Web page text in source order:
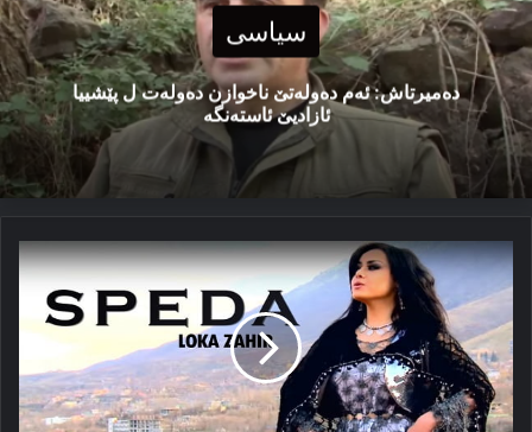
سیاسی
دەمیرتاش: ئەم دەولەتێ ناخوازن دەولەت ل پێشییا
ئازادیێ ئاستەنگە
لۆکا
زاهیر
ب
کورمانجی
دسترە